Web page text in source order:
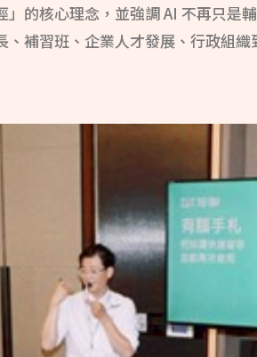
的核心理念，並強調 AI 不再只是
補習班、企業人才發展、行政組